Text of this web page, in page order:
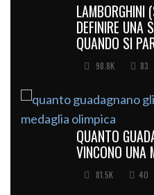
LAMBORGHINI
DEFINIRE UNA
QUANDO SI
98.8K 83
QUANTO
VINCONO UNA
81.5K 40